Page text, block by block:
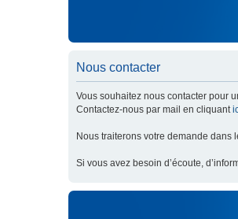
Nous contacter
Vous souhaitez nous contacter pour
Contactez-nous par mail en cliquant
Nous traiterons votre demande dans
Si vous avez besoin d’écoute,